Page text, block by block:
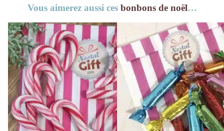
Vous aimerez aussi ces bonbons de noël…